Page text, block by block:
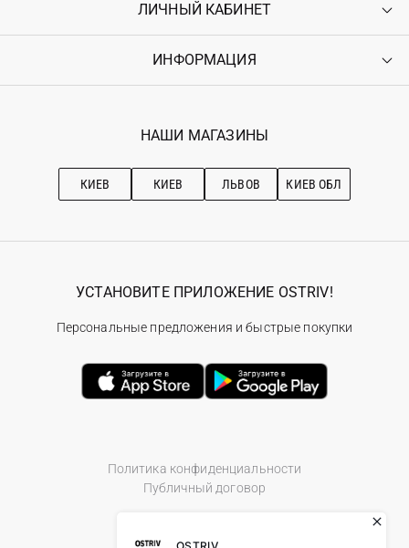
Контакты
Возврат
Гарантия
ЛИЧНЫЙ КАБИНЕТ
Войти
Ostriv Club+
ИНФОРМАЦИЯ
Наши магазини
Рекомендации по уходу
НАШИ МАГАЗИНЫ
КИЕВ КИЕВ ЛЬВОВ КИЕВ ОБЛ
Политика конфиденциальности
Публичный договор
УСТАНОВИТЕ ПРИЛОЖЕНИЕ OSTRIV!
Персональные предложения и быстрые покупки